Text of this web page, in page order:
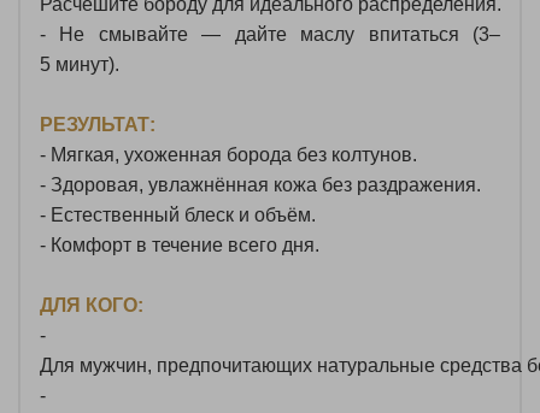
- Не смывайте— дайтемаслу впитаться (3–
5 минут).
РЕЗУЛЬТАТ:
- Мягкая, ухоженная борода без колтунов.
- Здоровая, увлажнённая кожа без раздражения.
- Естественный блеск и объём.
- Комфорт в течение всего дня.
ДЛЯ КОГО:
-
Для мужчин, предпочитающих натуральные средства
-